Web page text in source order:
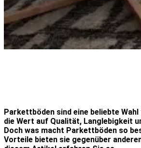
Parkettböden sind eine beliebte
die Wert auf Qualität, Langlebigkeit
Doch was macht Parkettböden so
Vorteile bieten sie gegenüber